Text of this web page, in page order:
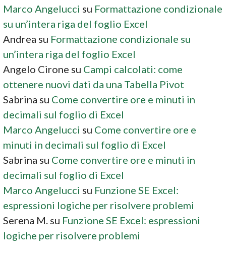
Marco Angelucci su Formattazione condizionale
su un’intera riga del foglio Excel
Andrea su Formattazione condizionale su
un’intera riga del foglio Excel
Angelo Cirone su Campi calcolati: come
ottenere nuovi dati da una Tabella Pivot
Sabrina su Come convertire ore e minuti in
decimali sul foglio di Excel
Marco Angelucci su Come convertire ore e
minuti in decimali sul foglio di Excel
Sabrina su Come convertire ore e minuti in
decimali sul foglio di Excel
Marco Angelucci su Funzione SE Excel:
espressioni logiche per risolvere problemi
Serena M. su Funzione SE Excel: espressioni
logiche per risolvere problemi